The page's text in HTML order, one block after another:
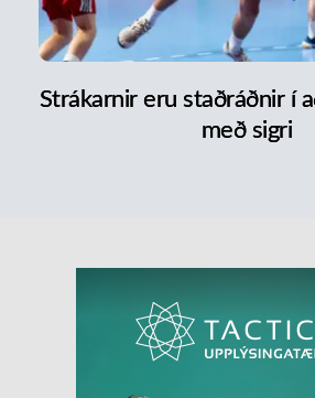
Strákarnir eru staðráðnir í
með sigri